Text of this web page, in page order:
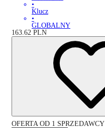
•
Klucz
•
GLOBALNY
163.62 PLN
OFERTA OD 1 SPRZEDAWCY